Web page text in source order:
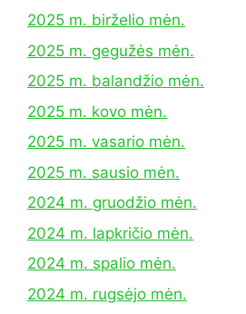
2025 m. birželio mėn.
2025 m. gegužės mėn.
2025 m. balandžio mėn.
2025 m. kovo mėn.
2025 m. vasario mėn.
2025 m. sausio mėn.
2024 m. gruodžio mėn.
2024 m. lapkričio mėn.
2024 m. spalio mėn.
2024 m. rugsėjo mėn.